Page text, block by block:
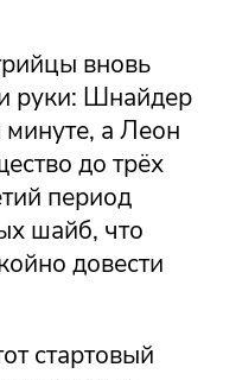
вновь
руки: Шнайдер
а Леон
до трёх
период
шайб, что
довести
стартовый